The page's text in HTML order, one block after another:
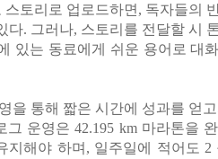
스토리로 업로드하면, 독자들의
다. 그러나, 스토리를 전달할 시
있는 동료에게 쉬운 용어로 대
을 통해 짧은 시간에 성과를 얻
그 운영은 42.195 km 마라톤을
지해야 하며, 일주일에 적어도 2